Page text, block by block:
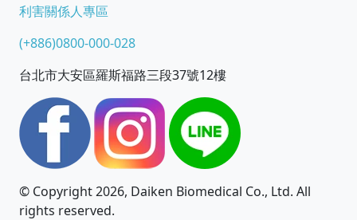
利害關係人專區
(+886)0800-000-028
台北市大安區羅斯福路三段37號12樓
© Copyright 2026, Daiken Biomedical Co., Ltd. All
rights reserved.